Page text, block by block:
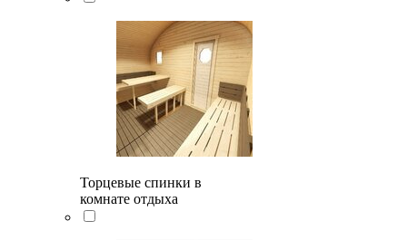
Торцевые спинки в
комнате отдыха